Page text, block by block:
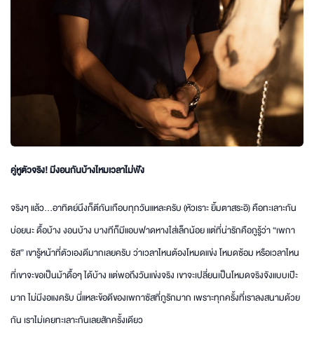
คู่หูตัวจริง! มีงอนกันบ้างไหมเวลาไม่ฟัง
จริงๆ แล้ว…อาทิตย์นึงก็ตีกันเกือบทุกวันแหละครับ (หัวเราะ ยิ้มตาสระอิ) คือทะเลาะกัน
บ่อยนะ ดื้อบ้าง งอนบ้าง บางทีก็มีแอบฟาดหางใส่เล็กน้อย แต่ที่น่ารักคือภูรู้ว่า “เพกา
ซัส” เขารู้หน้าที่ตัวเองดีมากเลยครับ ว่าเวลาไหนต้องโหมดแข่ง โหมดซ้อม หรือเวลาไหน
ที่เขาจะขอเป็นม้าดื้อๆ ได้บ้าง แต่พอถึงวันแข่งจริง เขาจะเปลี่ยนเป็นโหมดจริงจังแบบเป๊ะ
มาก ไม่มีงอแงครับ นี่แหละข้อดีของเพกาซัสที่ภูรักมาก เพราะทุกครั้งที่เราลงสนามด้วย
กัน เราไม่เคยทะเลาะกันเลยสักครั้งเดียว